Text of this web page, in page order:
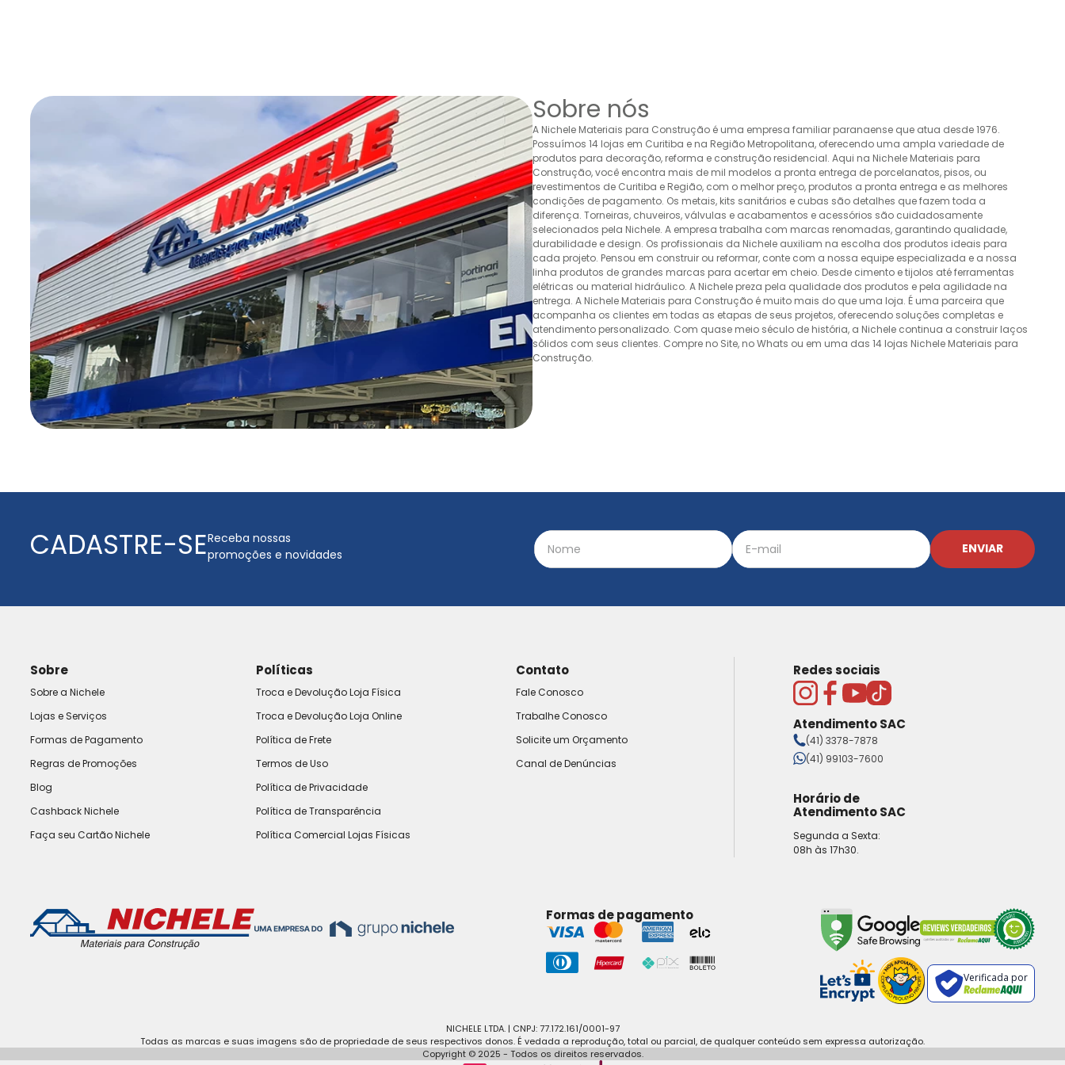
Sobre nós
A Nichele Materiais para Construção é uma empresa familiar paranaense que atua desde 1976.
Possuímos 14 lojas em Curitiba e na Região Metropolitana, oferecendo uma ampla variedade de
produtos para decoração, reforma e construção residencial. Aqui na Nichele Materiais para
Construção, você encontra mais de mil modelos a pronta entrega de porcelanatos, pisos, ou
revestimentos de Curitiba e Região, com o melhor preço, produtos a pronta entrega e as melhores
condições de pagamento. Os metais, kits sanitários e cubas são detalhes que fazem toda a
diferença. Torneiras, chuveiros, válvulas e acabamentos e acessórios são cuidadosamente
selecionados pela Nichele. A empresa trabalha com marcas renomadas, garantindo qualidade,
durabilidade e design. Os profissionais da Nichele auxiliam na escolha dos produtos ideais para
cada projeto. Pensou em construir ou reformar, conte com a nossa equipe especializada e a nossa
linha produtos de grandes marcas para acertar em cheio. Desde cimento e tijolos até ferramentas
elétricas ou material hidráulico. A Nichele preza pela qualidade dos produtos e pela agilidade na
entrega. A Nichele Materiais para Construção é muito mais do que uma loja. É uma parceira que
acompanha os clientes em todas as etapas de seus projetos, oferecendo soluções completas e
atendimento personalizado. Com quase meio século de história, a Nichele continua a construir laços
sólidos com seus clientes. Compre no Site, no Whats ou em uma das 14 lojas Nichele Materiais para
Construção.
CADASTRE-SEReceba nossas
promoções e novidades
ENVIAR
Sobre
Sobre a Nichele
Lojas e Serviços
Formas de Pagamento
Regras de Promoções
Blog
Cashback Nichele
Faça seu Cartão Nichele
Políticas
Troca e Devolução Loja Física
Troca e Devolução Loja Online
Política de Frete
Termos de Uso
Política de Privacidade
Política de Transparência
Política Comercial Lojas Físicas
Contato
Fale Conosco
Trabalhe Conosco
Solicite um Orçamento
Canal de Denúncias
Redes sociais
Atendimento SAC
(41) 3378-7878
(41) 99103-7600
Horário de
Atendimento SAC
Segunda a Sexta:
08h às 17h30.
Formas de pagamento
Verificada por
NICHELE LTDA. | CNPJ: 77.172.161/0001-97
Todas as marcas e suas imagens são de propriedade de seus respectivos donos. É vedada a reprodução, total ou parcial, de qualquer conteúdo sem expressa autorização.
Copyright © 2025 - Todos os direitos reservados.